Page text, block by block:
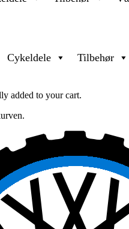
Cykeldele Tilbehør
added to your cart.